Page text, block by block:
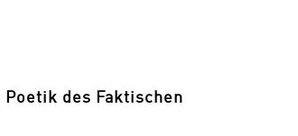
Poetik des Faktischen